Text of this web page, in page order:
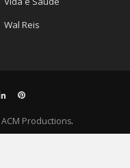
Wal Reis
ACM Productions.